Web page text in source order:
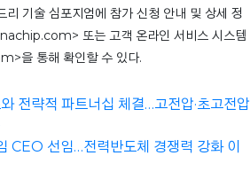
리 기술 심포지엄에 참가 신청 안내 및 상세 정
또는 고객 온라인 서비스 시스템
을 통해 확인할 수 있다.
전략적 파트너십 체결…고전압·초고전압
CEO 선임…전력반도체 경쟁력 강화 이